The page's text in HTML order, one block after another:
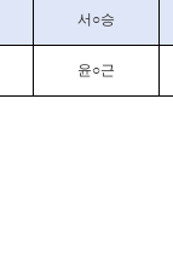
서 ○승
윤○근